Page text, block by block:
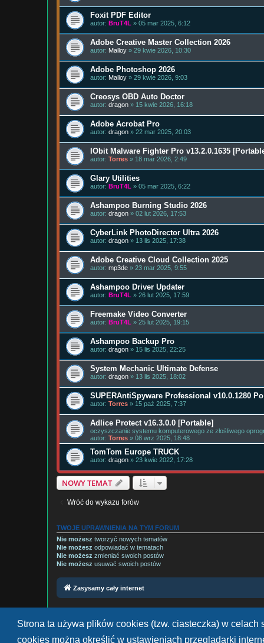
Strona ta używa plików cookies (tzw. ciasteczka) w
cookies można określić w ustawieniach przeglądarki
Foxit PDF Editor
autor: BruT4L » 05 mar 2025, 6:12
Adobe Creative Master Collection 2026
autor: Malloy » 29 kwie 2026, 10:30
Adobe Photoshop 2026
autor: Malloy » 29 kwie 2026, 9:03
Creosys OBD Auto Doctor
autor: dragon » 15 kwie 2026, 16:18
Adobe Acrobat Pro
autor: dragon » 22 mar 2025, 20:03
IObit Malware Fighter Pro v13.2.0.1635
autor: Torres » 18 mar 2026, 2:49
Glary Utilities
autor: BruT4L » 05 mar 2025, 6:22
Ashampoo Burning Studio 2026
autor: dragon » 02 lut 2026, 17:53
CyberLink PhotoDirector Ultra 2026
autor: dragon » 13 lis 2025, 17:38
Adobe Creative Cloud Collection 2025
autor: mp3de » 23 mar 2025, 9:55
Ashampoo Driver Updater
autor: BruT4L » 26 lut 2025, 17:59
Freemake Video Converter
autor: BruT4L » 25 lut 2025, 19:15
Ashampoo Backup Pro
autor: dragon » 15 lis 2025, 22:25
System Mechanic Ultimate Defense
autor: dragon » 13 lis 2025, 18:02
SUPERAntiSpyware Professional v10.0.1280
autor: Torres » 15 paź 2025, 7:37
Adlice Protect v16.3.0.0 [Portable]
oczyszczanie systemu komputerowego ze złośliwego
autor: Torres » 08 wrz 2025, 18:48
TomTom Europe TRUCK
autor: dragon » 23 kwie 2022, 17:28
NOWY TEMAT
Wróć do wykazu forów
TWOJE UPRAWNIENIA NA TYM FORUM
Nie możesz tworzyć nowych tematów
Nie możesz odpowiadać w tematach
Nie możesz zmieniać swoich postów
Nie możesz usuwać swoich postów
Zasysamy cały internet